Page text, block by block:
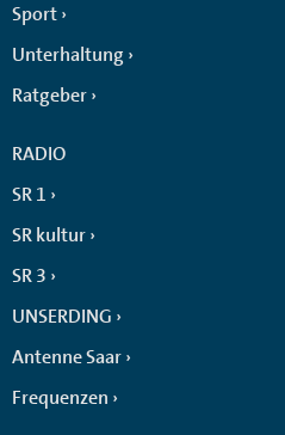
Sport
Unterhaltung
Ratgeber
RADIO
SR 1
SR kultur
SR 3
UNSERDING
Antenne Saar
Frequenzen